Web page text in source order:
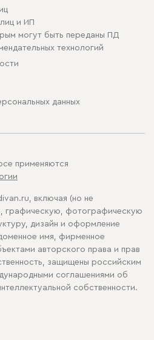
и ИП
могут быть переданы ПД
технологий
данных
применяются
включая (но не
графическую, фотографическую
дизайн и оформление
имя, фирменное
авторского права и прав
защищены российским
соглашениями об
собственности.